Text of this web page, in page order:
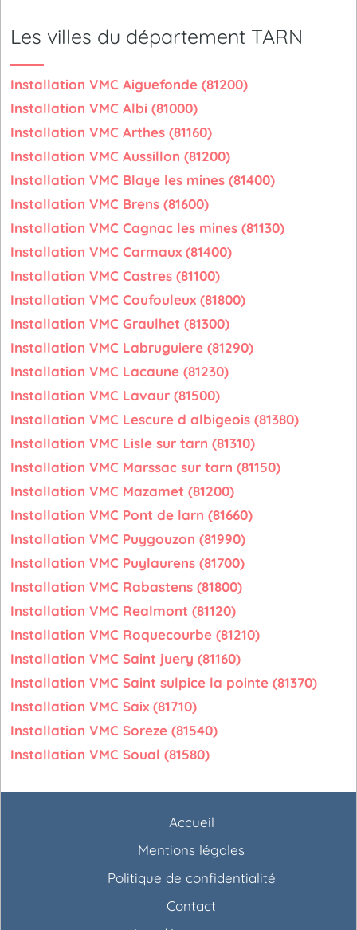
Les villes du département TARN
Installation VMC Aiguefonde (81200)
Installation VMC Albi (81000)
Installation VMC Arthes (81160)
Installation VMC Aussillon (81200)
Installation VMC Blaye les mines (81400)
Installation VMC Brens (81600)
Installation VMC Cagnac les mines (81130)
Installation VMC Carmaux (81400)
Installation VMC Castres (81100)
Installation VMC Coufouleux (81800)
Installation VMC Graulhet (81300)
Installation VMC Labruguiere (81290)
Installation VMC Lacaune (81230)
Installation VMC Lavaur (81500)
Installation VMC Lescure d albigeois (81380)
Installation VMC Lisle sur tarn (81310)
Installation VMC Marssac sur tarn (81150)
Installation VMC Mazamet (81200)
Installation VMC Pont de larn (81660)
Installation VMC Puygouzon (81990)
Installation VMC Puylaurens (81700)
Installation VMC Rabastens (81800)
Installation VMC Realmont (81120)
Installation VMC Roquecourbe (81210)
Installation VMC Saint juery (81160)
Installation VMC Saint sulpice la pointe (81370)
Installation VMC Saix (81710)
Installation VMC Soreze (81540)
Installation VMC Soual (81580)
Accueil
Mentions légales
Politique de confidentialité
Contact